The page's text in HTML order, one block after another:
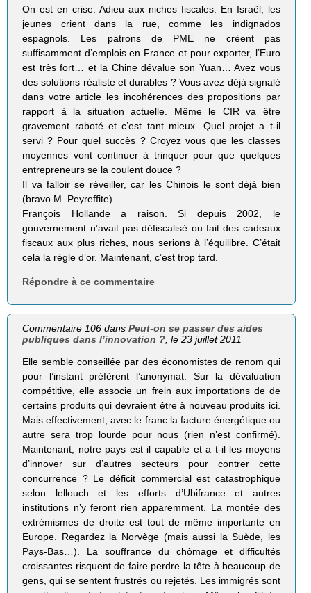
On est en crise. Adieu aux niches fiscales. En Israël, les
jeunes crient dans la rue, comme les indignados
espagnols. Les patrons de PME ne créent pas
suffisamment d’emplois en France et pour exporter, l’Euro
est très fort… et la Chine dévalue son Yuan… Avez vous
des solutions réaliste et durables ? Vous avez déjà signalé
dans votre article les incohérences des propositions par
rapport à la situation actuelle. Même le CIR va être
gravement raboté et c’est tant mieux. Quel projet a t-il
servi ? Pour quel succès ? Croyez vous que les classes
moyennes vont continuer à trinquer pour que quelques
entrepreneurs se la coulent douce ?
Il va falloir se réveiller, car les Chinois le sont déjà bien
(bravo M. Peyreffite)
François Hollande a raison. Si depuis 2002, le
gouvernement n’avait pas défiscalisé ou fait des cadeaux
fiscaux aux plus riches, nous serions à l’équilibre. C’était
cela la règle d’or. Maintenant, c’est trop tard.
Répondre à ce commentaire
Commentaire 106 dansPeut-on se passer des aides
publiques dans l’innovation ? , le 23 juillet 2011
Elle semble conseillée par des économistes de renom qui
pour l’instant préfèrent l’anonymat. Sur la dévaluation
compétitive, elle associe un frein aux importations de de
certains produits qui devraient être à nouveau produits ici.
Mais effectivement, avec le franc la facture énergétique ou
autre sera trop lourde pour nous (rien n’est confirmé).
Maintenant, notre pays est il capable et a t-il les moyens
d’innover sur d’autres secteurs pour contrer cette
concurrence ? Le déficit commercial est catastrophique
selon lellouch et les efforts d’Ubifrance et autres
institutions n’y feront rien apparemment. La montée des
extrémismes de droite est tout de même importante en
Europe. Regardez la Norvège (mais aussi la Suède, les
Pays-Bas…). La souffrance du chômage et difficultés
croissantes risquent de faire perdre la tête à beaucoup de
gens, qui se sentent frustrés ou rejetés. Les immigrés sont